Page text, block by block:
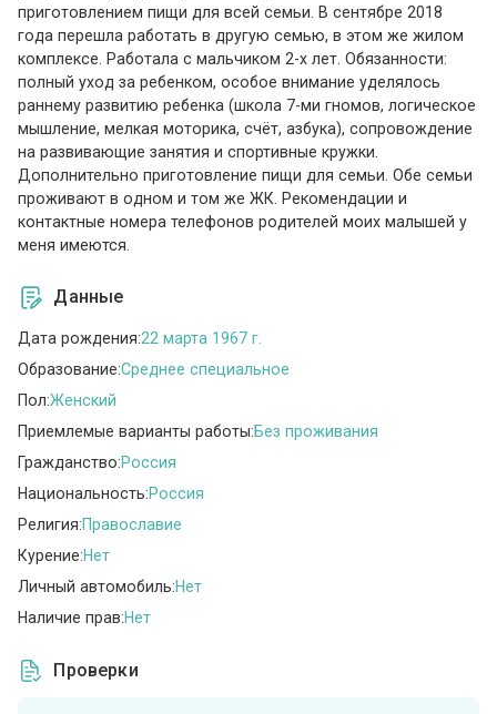
приготовлением пищи для всей семьи. В сентябре 2018
года перешла работать в другую семью, в этом же жилом
комплексе. Работала с мальчиком 2-х лет. Обязанности:
полный уход за ребенком, особое внимание уделялось
раннему развитию ребенка (школа 7-ми гномов, логическое
мышление, мелкая моторика, счёт, азбука), сопровождение
на развивающие занятия и спортивные кружки.
Дополнительно приготовление пищи для семьи. Обе семьи
проживают в одном и том же ЖК. Рекомендации и
контактные номера телефонов родителей моих малышей у
меня имеются.
Данные
Дата рождения:22 марта 1967 г.
Образование:Среднее специальное
Пол:Женский
Приемлемые варианты работы:Без проживания
Гражданство:Россия
Национальность:Россия
Религия:Православие
Курение:Нет
Личный автомобиль:Нет
Наличие прав:Нет
Проверки